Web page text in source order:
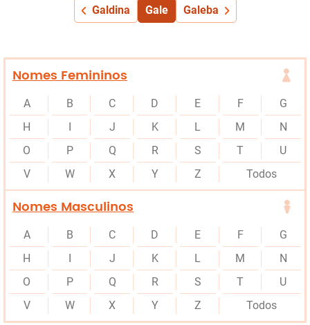
Galdina Gale Galeba
Nomes Femininos
A B C D E F
G
H
I J K L M
N
O
P Q R S T
U
V
W X Y Z Todos
Nomes Masculinos
A B C D E F
G
H
I J K L M
N
O
P Q R S T
U
V
W X Y Z Todos